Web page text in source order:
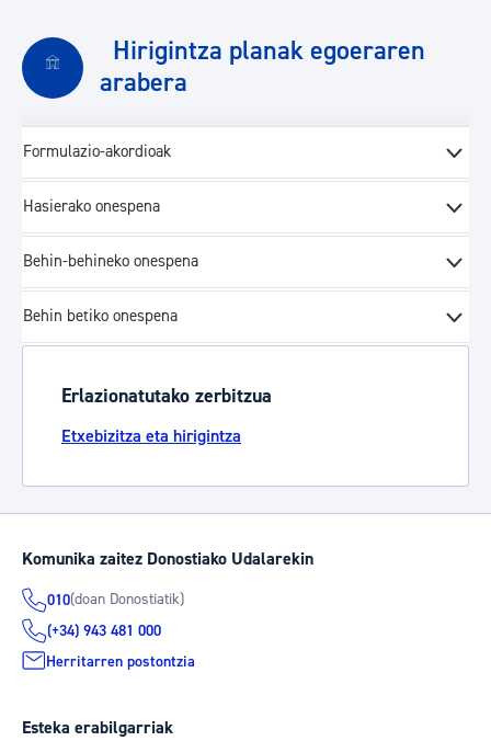
Hirigintza planak egoeraren
arabera
Formulazio-akordioak
Hasierako onespena
Behin-behineko onespena
Behin betiko onespena
Erlazionatutako zerbitzua
Etxebizitza eta hirigintza
Komunika zaitez Donostiako Udalarekin
010(doan Donostiatik)
(+34) 943 481 000
Herritarren postontzia
Esteka erabilgarriak